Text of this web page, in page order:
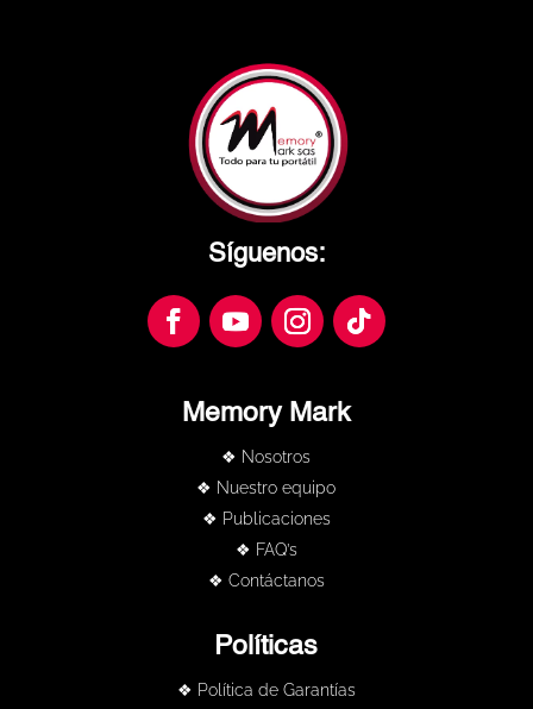
Síguenos:
Memory Mark
❖ Nosotros
❖ Nuestro equipo
❖ Publicaciones
❖ FAQ’s
❖ Contáctanos
Políticas
❖ Política de Garantías